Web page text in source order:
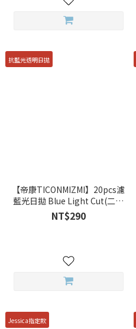
抗藍光透明日拋
【帝康TICONMIZMI】20pcs濾
藍光日拋 Blue Light Cut(二十
片裝)抗藍光透明日拋
NT$290
Jessica指定款